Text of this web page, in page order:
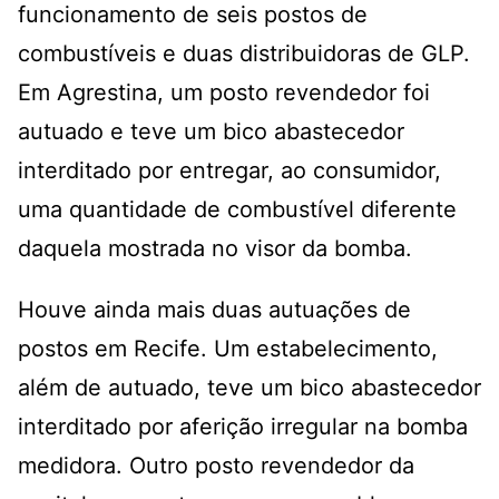
funcionamento de seis postos de
combustíveis e duas distribuidoras de GLP.
Em Agrestina, um posto revendedor foi
autuado e teve um bico abastecedor
interditado por entregar, ao consumidor,
uma quantidade de combustível diferente
daquela mostrada no visor da bomba.
Houve ainda mais duas autuações de
postos em Recife. Um estabelecimento,
além de autuado, teve um bico abastecedor
interditado por aferição irregular na bomba
medidora. Outro posto revendedor da